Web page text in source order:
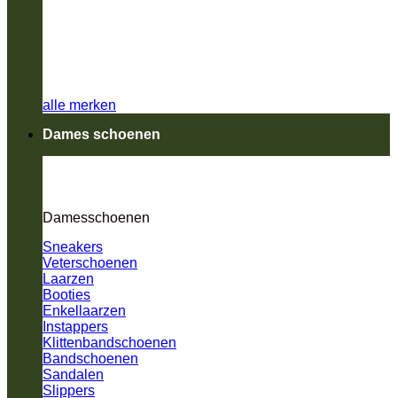
alle merken
Dames schoenen
Damesschoenen
Sneakers
Veterschoenen
Laarzen
Booties
Enkellaarzen
Instappers
Klittenbandschoenen
Bandschoenen
Sandalen
Slippers